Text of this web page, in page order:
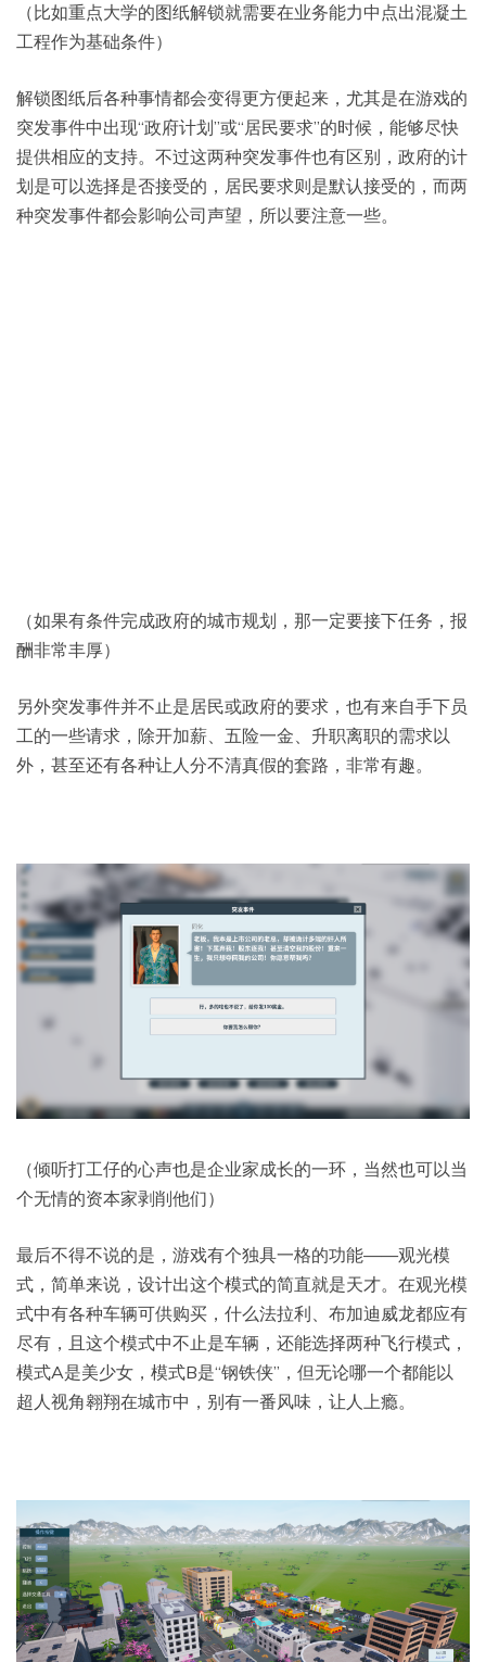
（比如重点大学的图纸解锁就需要在业务能力中点出混凝土
工程作为基础条件）
解锁图纸后各种事情都会变得更方便起来，尤其是在游戏的
突发事件中出现“政府计划”或“居民要求”的时候，能够尽快
提供相应的支持。不过这两种突发事件也有区别，政府的计
划是可以选择是否接受的，居民要求则是默认接受的，而两
种突发事件都会影响公司声望，所以要注意一些。
（如果有条件完成政府的城市规划，那一定要接下任务，报
酬非常丰厚）
另外突发事件并不止是居民或政府的要求，也有来自手下员
工的一些请求，除开加薪、五险一金、升职离职的需求以
外，甚至还有各种让人分不清真假的套路，非常有趣。
（倾听打工仔的心声也是企业家成长的一环，当然也可以当
个无情的资本家剥削他们）
最后不得不说的是，游戏有个独具一格的功能——观光模
式，简单来说，设计出这个模式的简直就是天才。在观光模
式中有各种车辆可供购买，什么法拉利、布加迪威龙都应有
尽有，且这个模式中不止是车辆，还能选择两种飞行模式，
模式A是美少女，模式B是“钢铁侠”，但无论哪一个都能以
超人视角翱翔在城市中，别有一番风味，让人上瘾。